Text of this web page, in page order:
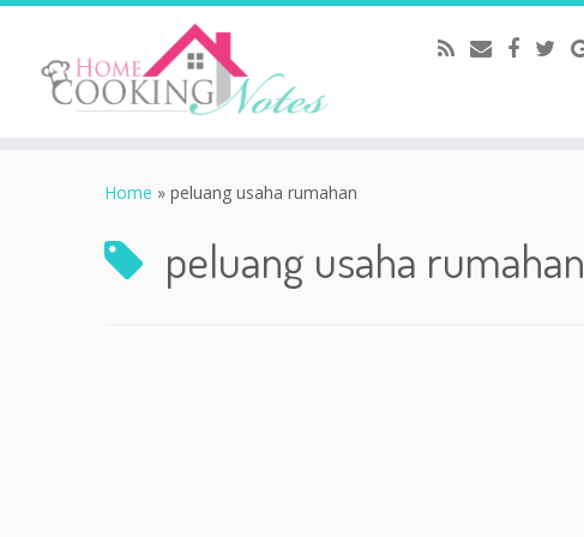
Home » peluang usaha rumahan
peluang usaha rumahan